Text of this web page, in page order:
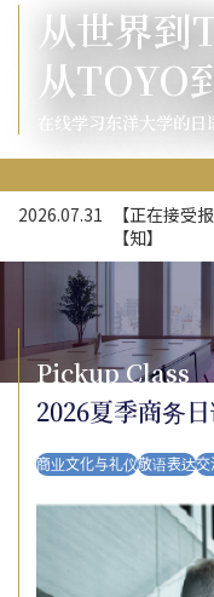
东洋大学通识课程
从世界到
从TOYO
在线学习东洋大学的日
2026.07.31
【正在接受
【知】
Pickup Class
2026夏季商务
商业文化与礼仪敬语表达交